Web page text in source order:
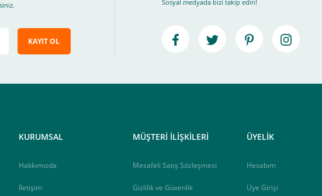
link üzerinden tıklayarak 3D Secure güvenli ödeme ile ödemenizi tamamlayabilirsiniz ,
KAYIT OL
Sosyal medyada bizi takip edin!
KURUMSAL
Hakkımızda
İletişim
MÜŞTERİ İLİŞKİLERİ
Mesafeli Satış Sözleşmesi
Gizlilik ve Güvenlik
ÜYELİK
Hesabım
Üye Girişi